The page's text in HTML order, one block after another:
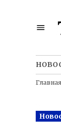
Главная
Posted
in